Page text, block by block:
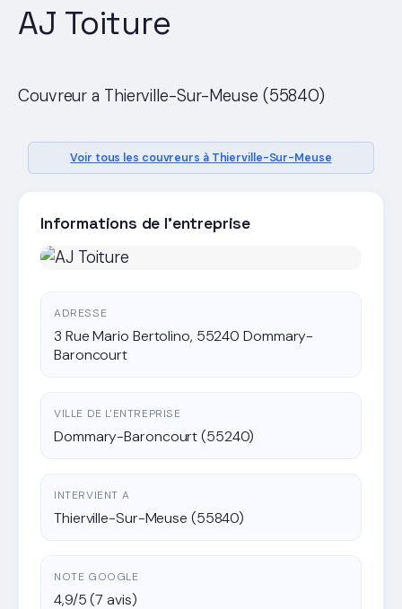
AJ Toiture
Couvreur a Thierville-Sur-Meuse (55840)
Voir tous les couvreurs à Thierville-Sur-Meuse
Informations de l'entreprise
ADRESSE
3 Rue Mario Bertolino, 55240 Dommary-
Baroncourt
VILLE DE L'ENTREPRISE
Dommary-Baroncourt (55240)
INTERVIENT A
Thierville-Sur-Meuse (55840)
NOTE GOOGLE
4,9/5 (7 avis)